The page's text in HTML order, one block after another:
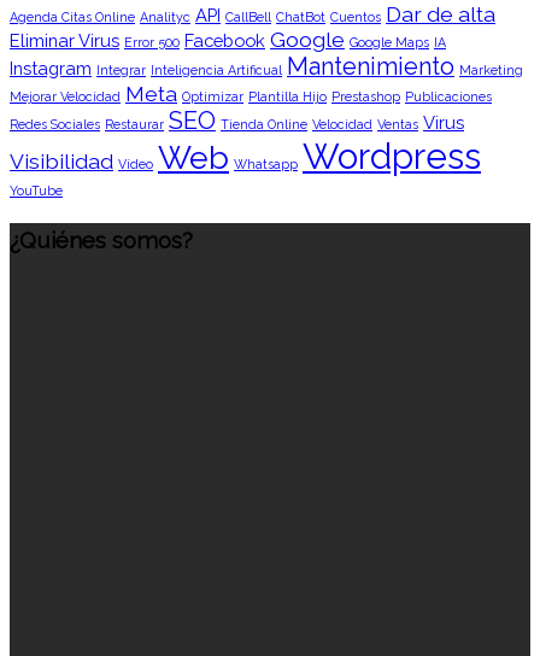
Agenda Citas Online Analityc API CallBell ChatBot Cuentos Dar de alta
Eliminar Virus Error 500 Facebook Google Google Maps IA
Instagram Integrar Inteligencia Artificual Mantenimiento Marketing
Mejorar Velocidad Meta Optimizar Plantilla Hijo Prestashop Publicaciones
Redes Sociales Restaurar SEO Tienda Online Velocidad Ventas Virus
Visibilidad Vídeo Web Whatsapp Wordpress
YouTube
¿Quiénes somos?